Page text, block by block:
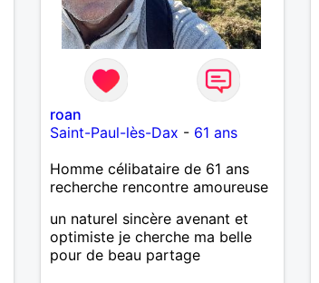
roan
Saint-Paul-lès-Dax - 61 ans
Homme célibataire de 61 ans
recherche rencontre amoureuse
un naturel sincère avenant et
optimiste je cherche ma belle
pour de beau partage